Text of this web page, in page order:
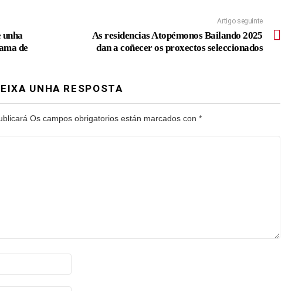
de
Artigo seguinte
As residencias Atopémonos Bailando 2025
dan a coñecer os proxectos seleccionados
UNHA RESPOSTA
Os campos obrigatorios están marcados con *